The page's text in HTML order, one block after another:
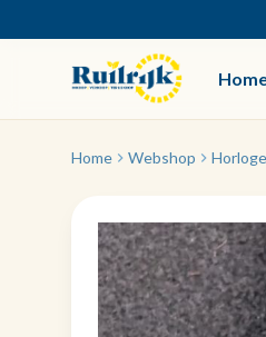
Home Webshop